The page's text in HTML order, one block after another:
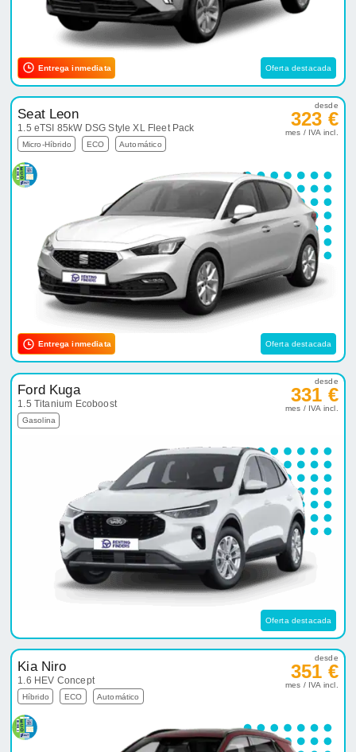
Entrega inmediata Oferta destacada
Seat Leon
1.5 eTSI 85kW DSG Style XL Fleet Pack
Micro-Híbrido ECO Automático
desde
323 €
mes / IVA incl.
Entrega inmediata Oferta destacada
Ford Kuga
1.5 Titanium Ecoboost
Gasolina
desde
331 €
mes / IVA incl.
Oferta destacada
Kia Niro
1.6 HEV Concept
Híbrido ECO Automático
desde
351 €
mes / IVA incl.